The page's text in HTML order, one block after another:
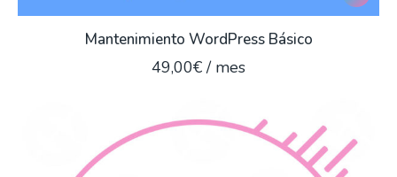
Mantenimiento WordPress Básico
49,00€ / mes